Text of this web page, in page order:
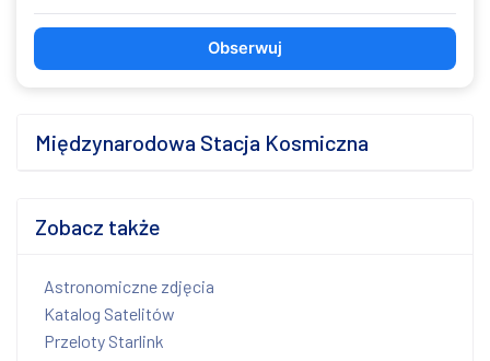
Obserwuj
Międzynarodowa Stacja Kosmiczna
Zobacz także
Astronomiczne zdjęcia
Katalog Satelitów
Przeloty Starlink